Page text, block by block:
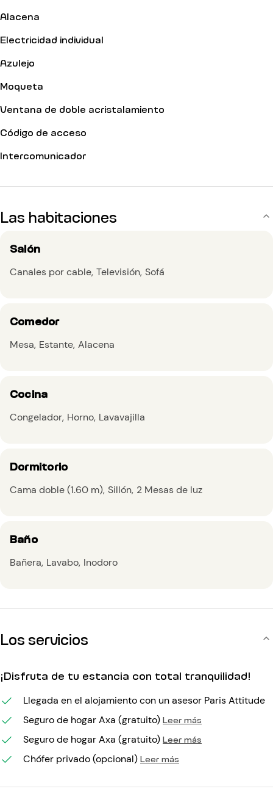
Alacena
Electricidad individual
Azulejo
Moqueta
Ventana de doble acristalamiento
Código de acceso
Intercomunicador
Las habitaciones
Salón
Canales por cable Televisión Sofá
Comedor
Mesa Estante Alacena
Cocina
Congelador Horno Lavavajilla
Dormitorio
Cama doble (1.60 m) Sillón 2 Mesas de luz
Baño
Bañera Lavabo Inodoro
Los servicios
¡Disfruta de tu estancia con total tranquilidad!
Llegada en el alojamiento con un asesor Paris Attitude
Seguro de hogar Axa (gratuito) Leer más
Seguro de hogar Axa (gratuito) Leer más
Chófer privado (opcional) Leer más